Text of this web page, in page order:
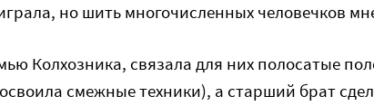
но шить многочисленных человечков
Колхозника, связала для них полосатые
смежные техники), а старший брат